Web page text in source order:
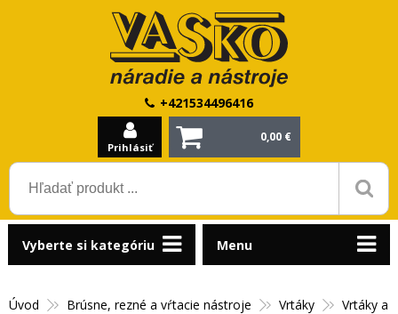
+421534496416
Prihlásiť
0,00 €
Úvod Brúsne, rezné a vŕtacie nástroje Vrtáky
Vrtáky a
Vyberte si kategóriu Menu